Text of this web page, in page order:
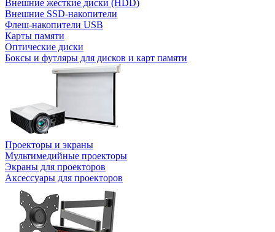
Внешние жесткие диски (HDD)
Внешние SSD-накопители
Флеш-накопители USB
Карты памяти
Оптические диски
Боксы и футляры для дисков и карт памяти
Проекторы и экраны
Мультимедийные проекторы
Экраны для проекторов
Аксессуары для проекторов